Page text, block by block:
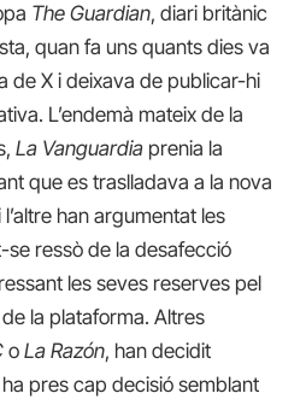
The Guardian, diari britànic
quan fa uns quants dies va
de X i deixava de publicar-hi
L’endemà mateix de la
La Vanguardia prenia la
que es traslladava a la nova
han argumentat les
ressò de la desafecció
les seves reserves pel
la plataforma. Altres
o La Razón, han decidit
ha pres cap decisió semblant